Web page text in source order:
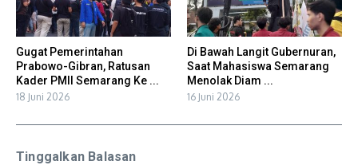
Gugat Pemerintahan
Prabowo-Gibran, Ratusan
Kader PMII Semarang Ke ...
18 Juni 2026
Di Bawah Langit Gubernuran,
Saat Mahasiswa Semarang
Menolak Diam ...
16 Juni 2026
Tinggalkan Balasan